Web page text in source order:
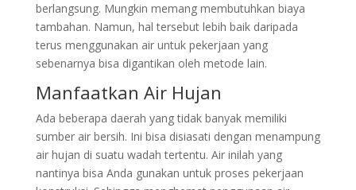
berlangsung. Mungkin memang membutuhkan biaya
tambahan. Namun, hal tersebut lebih baik daripada
terus menggunakan air untuk pekerjaan yang
sebenarnya bisa digantikan oleh metode lain.
Manfaatkan Air Hujan
Ada beberapa daerah yang tidak banyak memiliki
sumber air bersih. Ini bisa disiasati dengan menampung
air hujan di suatu wadah tertentu. Air inilah yang
nantinya bisa Anda gunakan untuk proses pekerjaan